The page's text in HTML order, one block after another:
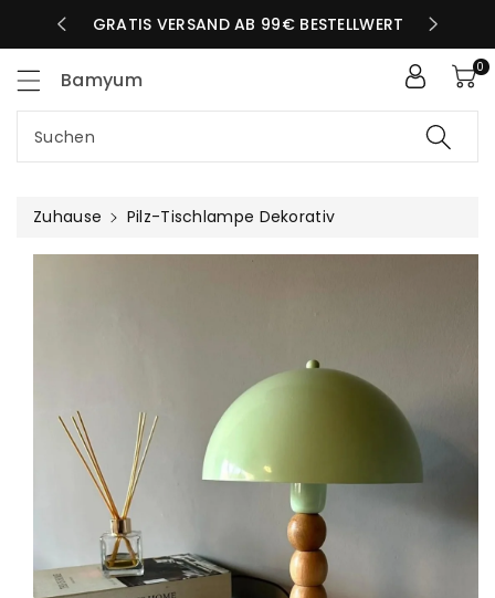
TAG GRATIS VERSAND AB 99€ BESTELLWERT
Bamyum
Suchen
0
Zuhause Pilz-Tischlampe Dekorativ